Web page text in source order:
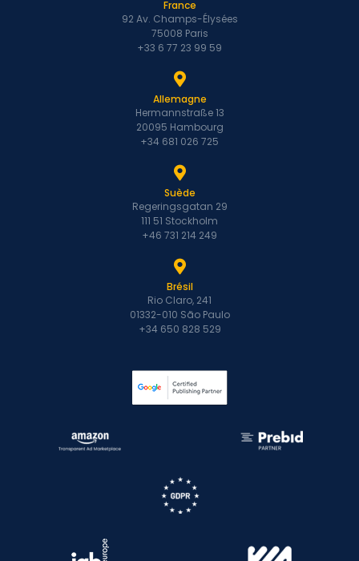
France
92 Av. Champs-Élysées
75008 Paris
+33 6 77 23 99 59
Allemagne
Hermannstraße 13
20095 Hambourg
+34 681 026 725
Suède
Regeringsgatan 29
111 51 Stockholm
+46 731 214 249
Brésil
Rio Claro, 241
01332-010 São Paulo
+34 650 828 529